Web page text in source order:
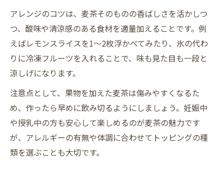
術
麦茶の冷やし方で変わるシャッキリ感の体
感
レモンやラテ風の麦茶アレンジおすすめ集
麦茶レモンアレンジで生まれる新しい美味
しさ
麦茶ラテ風アレンジの作り方と楽しみ方
麦茶に加える食材で広がるアレンジの幅
麦茶アレンジドリンクで感じる爽やかな夏
麦茶と組み合わせたいおすすめ素材を紹介
アレンジのコツは、麦茶そのものの香ばしさを活かしつ
つ、酸味や清涼感のある食材を適量加えることです。例
えばレモンスライスを1～2枚浮かべてみたり、氷の代わ
りに冷凍フルーツを入れることで、味も見た目も一段と
涼しげになります。
注意点として、果物を加えた麦茶は傷みやすくなるた
め、作ったら早めに飲み切るようにしましょう。妊娠中
や授乳中の方も安心して楽しめるのが麦茶の魅力です
が、アレルギーの有無や体調に合わせてトッピングの種
類を選ぶことも大切です。